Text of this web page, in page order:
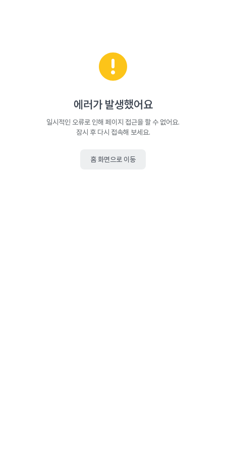
에러가 발생했어요
일시적인 오류로 인해 페이지 접근을 할 수 없어요.
잠시 후 다시 접속해 보세요.
홈 화면으로 이동